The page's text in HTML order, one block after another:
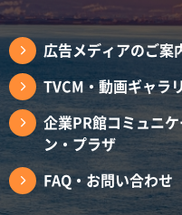
広告メディアのご案
TVCM・動画ギャラ
企業PR館コミュニ
ン・プラザ
FAQ・お問い合わせ